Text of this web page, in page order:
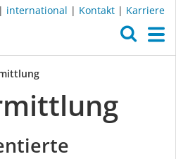
| international | Kontakt | Karriere